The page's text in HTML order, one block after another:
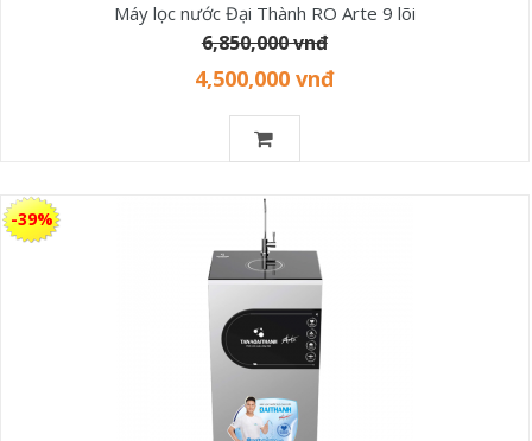
Máy lọc nước Đại Thành RO Arte 9 lõi
6,850,000 vnđ
4,500,000 vnđ
-39%